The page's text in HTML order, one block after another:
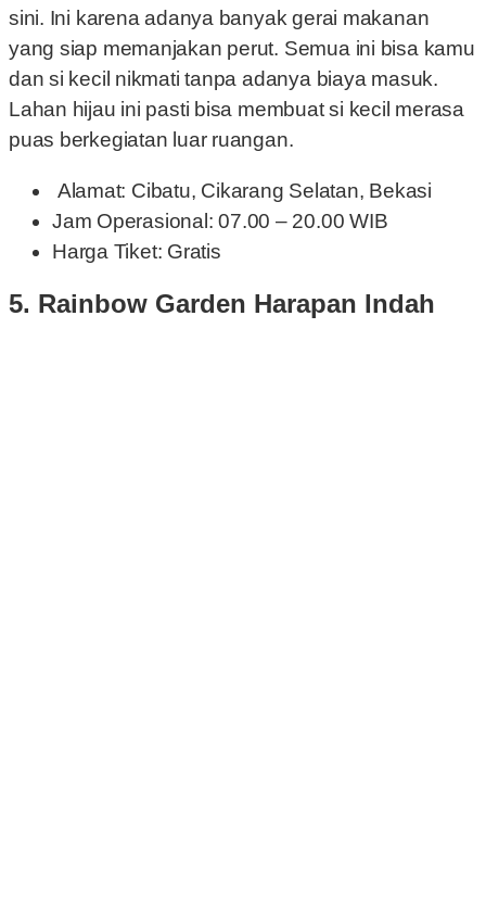
sini. Ini karena adanya banyak gerai makanan
yang siap memanjakan perut. Semua ini bisa kamu
dan si kecil nikmati tanpa adanya biaya masuk.
Lahan hijau ini pasti bisa membuat si kecil merasa
puas berkegiatan luar ruangan.
Alamat: Cibatu, Cikarang Selatan, Bekasi
Jam Operasional: 07.00 – 20.00 WIB
Harga Tiket: Gratis
5. Rainbow Garden Harapan Indah